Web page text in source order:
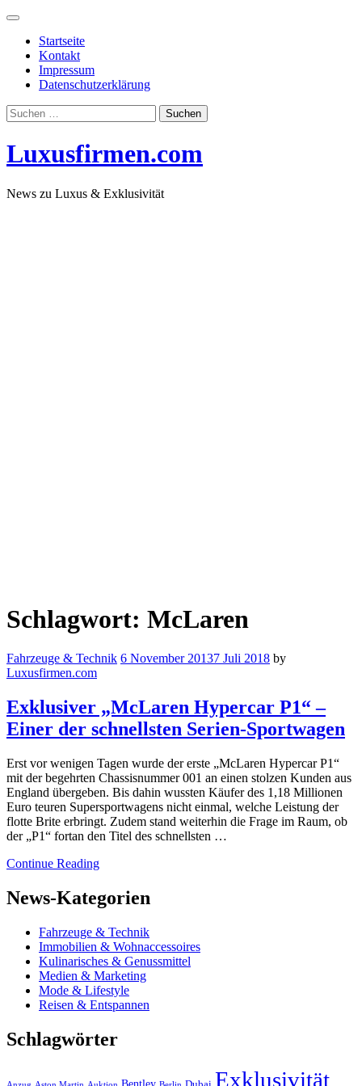
Skip
contentStartseite
Kontakt
Impressum
Datenschutzerklärung
Suchen
nach:
Luxusfirmen.com
News zu Luxus & Exklusivität
Schlagwort: McLaren
Fahrzeuge & Technik 6 November 20137 Juli 2018 by
Luxusfirmen.com
Exklusiver „McLaren Hypercar P1“ –
Einer der schnellsten Serien-Sportwagen
Erst vor wenigen Tagen wurde der erste „McLaren Hypercar P1“
mit der begehrten Chassisnummer 001 an einen stolzen Kunden aus
England übergeben. Bis dahin wussten Käufer des 1,18 Millionen
Euro teuren Supersportwagens nicht einmal, welche Leistung der
flotte Brite erbringt. Zudem stand weiterhin die Frage im Raum, ob
der „P1“ fortan den Titel des schnellsten …
Continue Reading
News-Kategorien
Fahrzeuge & Technik
Immobilien & Wohnaccessoires
Kulinarisches & Genussmittel
Medien & Marketing
Mode & Lifestyle
Reisen & Entspannen
Schlagwörter
Exklusivität